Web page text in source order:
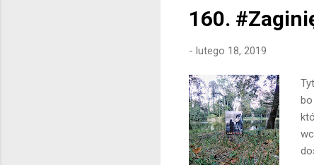
160.
- lutego 18, 2019